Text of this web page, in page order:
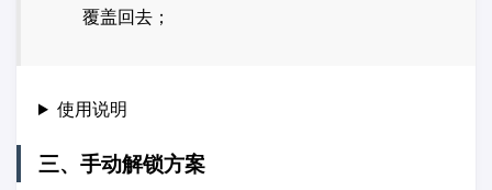
覆盖回去；
使用说明
三、手动解锁方案